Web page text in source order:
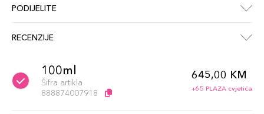
PODIJELITE
RECENZIJE
100ml
Šifra artikla
888874007918
645,00 KM
+65 PLAZA cvjetića